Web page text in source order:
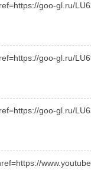
goo-gl.ru/
goo-gl.ru/
goo-gl.ru/